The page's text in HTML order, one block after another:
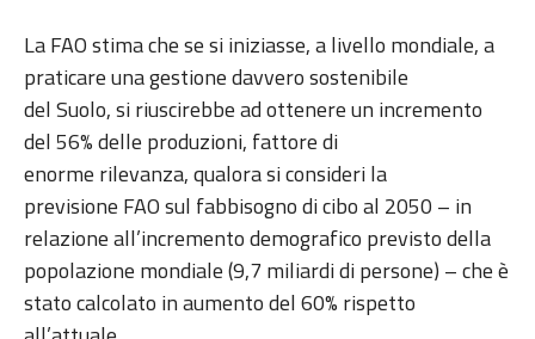
La FAO stima che se si iniziasse, a livello mondiale, a
praticare una gestione davvero sostenibile
del Suolo, si riuscirebbe ad ottenere un incremento
del 56% delle produzioni, fattore di
enorme rilevanza, qualora si consideri la
previsione FAO sul fabbisogno di cibo al 2050 – in
relazione all’incremento demografico previsto della
popolazione mondiale (9,7 miliardi di persone) – che è
stato calcolato in aumento del 60% rispetto